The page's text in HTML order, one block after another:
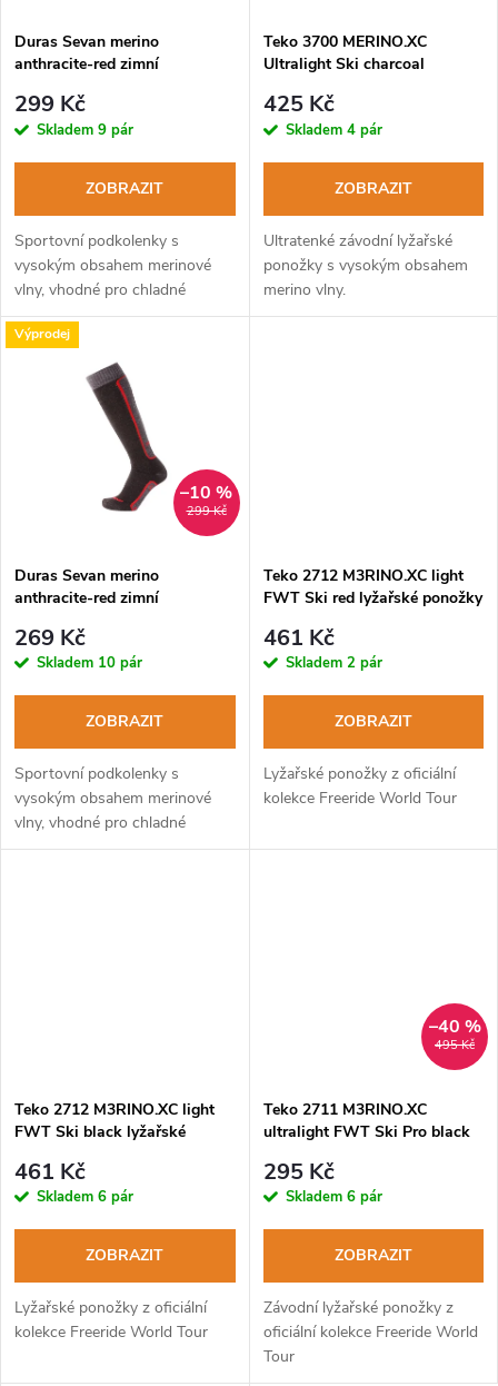
p
r
o
d
u
k
s
p
r
d
u
k
Duras Sevan merino
anthracite-red zimní
299 Kč
Skladem 9 pár
ZOBRAZIT
Sportovní podkolenky s
vysokým obsahem merinové
vlny, vhodné pro chladné
období roku.
Teko 3700 MERINO.XC
Ultralight Ski charcoal
425 Kč
Skladem 4 pár
ZOBRAZIT
Ultratenké závodní lyžařské
ponožky s vysokým obsahem
merino vlny.
Výprodej
299 Kč
–10 %
Duras Sevan merino
anthracite-red zimní
269 Kč
Skladem 10 pár
ZOBRAZIT
Sportovní podkolenky s
vysokým obsahem merinové
vlny, vhodné pro chladné
období roku.
Teko 2712 M3RINO.XC light
FWT Ski red lyžařské ponožky
461 Kč
Skladem 2 pár
ZOBRAZIT
Lyžařské ponožky z oficiální
kolekce Freeride World Tour
Teko 2712 M3RINO.XC light
FWT Ski black lyžařské
461 Kč
Skladem 6 pár
ZOBRAZIT
Lyžařské ponožky z oficiální
kolekce Freeride World Tour
495 Kč
–40 %
Teko 2711 M3RINO.XC
ultralight FWT Ski Pro black
295 Kč
Skladem 6 pár
ZOBRAZIT
Závodní lyžařské ponožky z
oficiální kolekce Freeride World
Tour